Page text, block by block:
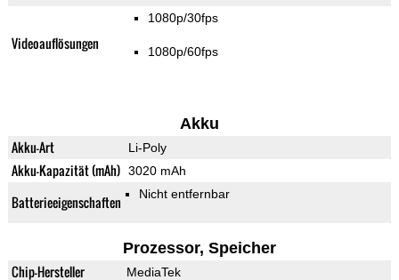
Videoauflösungen
1080p/30fps
1080p/60fps
Akku
Akku-Art Li-Poly
Akku-Kapazität (mAh) 3020 mAh
Batterieeigenschaften Nicht entfernbar
Prozessor, Speicher
Chip-Hersteller MediaTek